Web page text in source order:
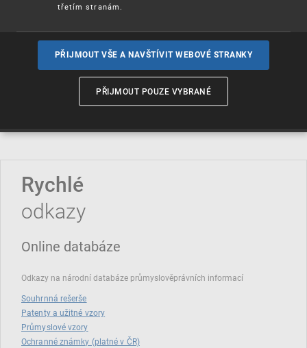
Označení původua zeměpisná
Rychlé
odkazy
Online databáze
Odkazy na národní databáze průmyslověprávních informací
Souhrnná rešerše
Patenty a užitné vzory
Průmyslové vzory
Ochranné známky (platné v ČR)
třetím stranám.
PŘIJMOUT VŠE A NAVŠTÍVIT WEBOVÉ STRANKY
PŘIJMOUT POUZE VYBRANÉ